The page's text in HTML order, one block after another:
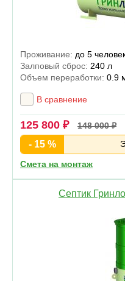
Проживание: до 5
Залповый сброс: 240 л
Объем переработки: 0.9
В сравнение
125 800 ₽ 148 000 ₽
- 15 %
Смета на монтаж
Септик